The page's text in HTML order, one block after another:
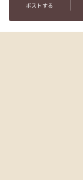
ポストする